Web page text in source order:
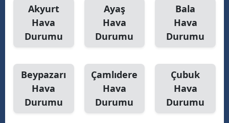
Akyurt
Hava
Durumu
Ayaş
Hava
Durumu
Bala
Hava
Durumu
Beypazarı
Hava
Durumu
Çamlıdere
Hava
Durumu
Çubuk
Hava
Durumu